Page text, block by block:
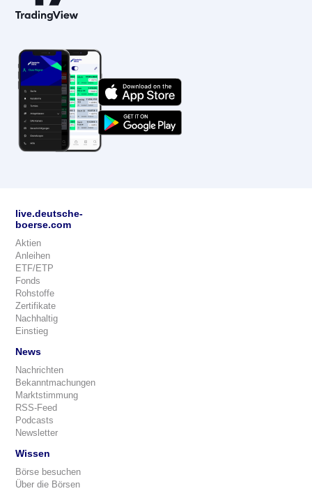
live.deutsche-
boerse.com
Aktien
Anleihen
ETF/ETP
Fonds
Rohstoffe
Zertifikate
Nachhaltig
Einstieg
News
Nachrichten
Bekanntmachungen
Marktstimmung
RSS-Feed
Podcasts
Newsletter
Wissen
Börse besuchen
Über die Börsen